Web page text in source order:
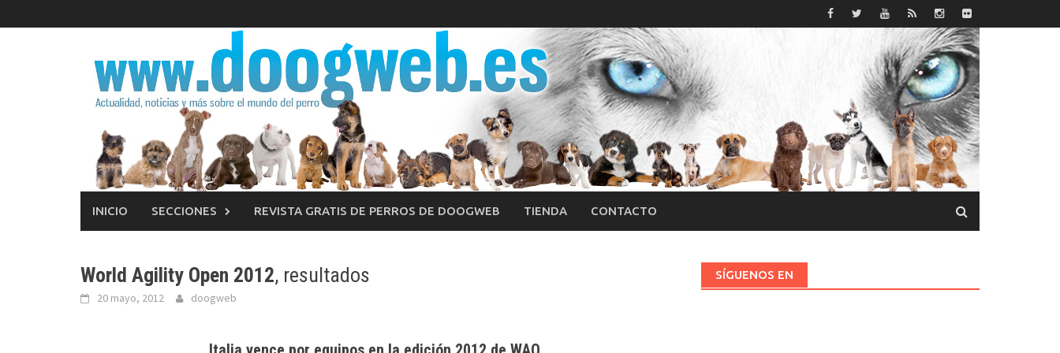
al
INICIO SECCIONES REVISTA GRATIS DE PERROS DE DOOGWEB TIENDA CONTACTO
World Agility Open 2012, resultados
20 mayo, 2012 doogweb
SÍGUENOS EN